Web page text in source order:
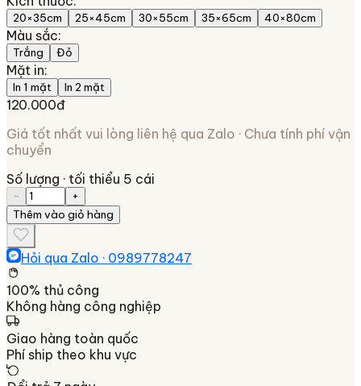
20×35cm 25×45cm 30×55cm 35×65cm 40×80cm
Màu sắc:
Trắng Đỏ
Mặt in:
In 1 mặt In 2 mặt
120.000đ
Giá tốt nhất vui lòng liên hệ qua Zalo · Chưa tính phí vận
chuyển
Số lượng · tối thiểu 5 cái
−
+
Thêm vào giỏ hàng
Hỏi qua Zalo · 0989778247
100% thủ công
Không hàng công nghiệp
Giao hàng toàn quốc
Phí ship theo khu vực